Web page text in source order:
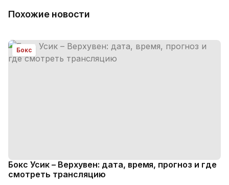
Похожие новости
Бокс
Бокс Усик – Верхувен: дата, время, прогноз и где
смотреть трансляцию